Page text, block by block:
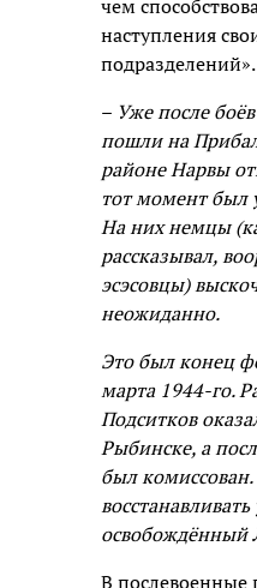
чем
наступления
подразделений».
– Уже после
пошли на
районе Нарвы
тот момент был
На них немцы
рассказывал,
эсэсовцы)
неожиданно.
Это был конец
марта 1944-го.
Подситков
Рыбинске, а
был комиссован.
освобождённый
В послевоенные